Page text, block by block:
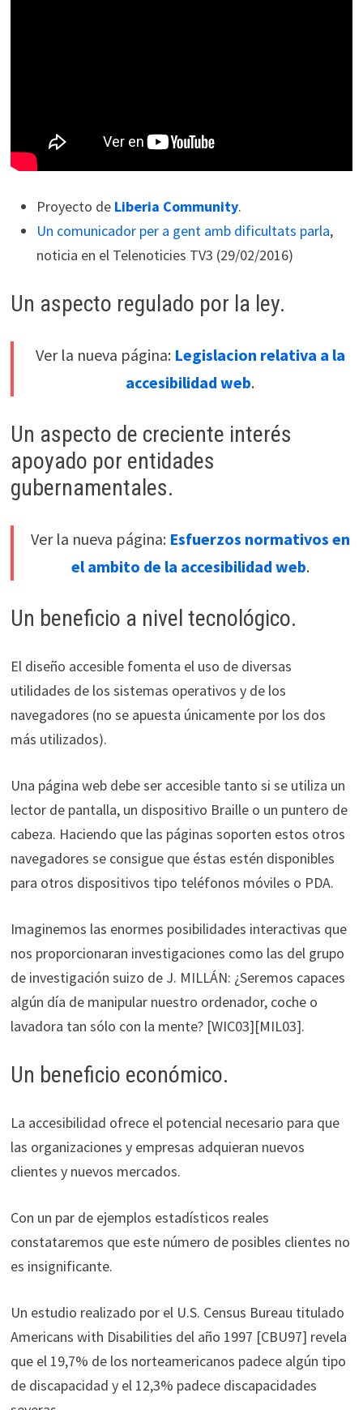
Proyecto de Liberia Community.
Un comunicador per a gent amb dificultats parla,
noticia en el Telenoticies TV3 (29/02/2016)
Un aspecto regulado por la ley.
Ver la nueva página: Legislacion relativa a la
accesibilidad web.
Un aspecto de creciente interés
apoyado por entidades
gubernamentales.
Ver la nueva página: Esfuerzos normativos en
el ambito de la accesibilidad web.
Un beneficio a nivel tecnológico.
El diseño accesible fomenta el uso de diversas
utilidades de los sistemas operativos y de los
navegadores (no se apuesta únicamente por los dos
más utilizados).
Una página web debe ser accesible tanto si se utiliza un
lector de pantalla, un dispositivo Braille o un puntero de
cabeza. Haciendo que las páginas soporten estos otros
navegadores se consigue que éstas estén disponibles
para otros dispositivos tipo teléfonos móviles o PDA.
Imaginemos las enormes posibilidades interactivas que
nos proporcionaran investigaciones como las del grupo
de investigación suizo de J. MILLÁN: ¿Seremos capaces
algún día de manipular nuestro ordenador, coche o
lavadora tan sólo con la mente? [WIC03][MIL03].
Un beneficio económico.
La accesibilidad ofrece el potencial necesario para que
las organizaciones y empresas adquieran nuevos
clientes y nuevos mercados.
Con un par de ejemplos estadísticos reales
constataremos que este número de posibles clientes no
es insignificante.
Un estudio realizado por el U.S. Census Bureau titulado
Americans with Disabilities del año 1997 [CBU97] revela
que el 19,7% de los norteamericanos padece algún tipo
de discapacidad y el 12,3% padece discapacidades